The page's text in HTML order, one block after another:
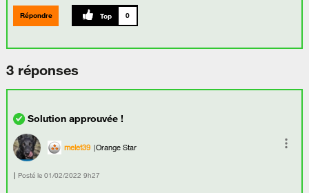
Répondre 0
3 réponses
melet39 Orange Star
Posté le ‎01/02/2022 9h27